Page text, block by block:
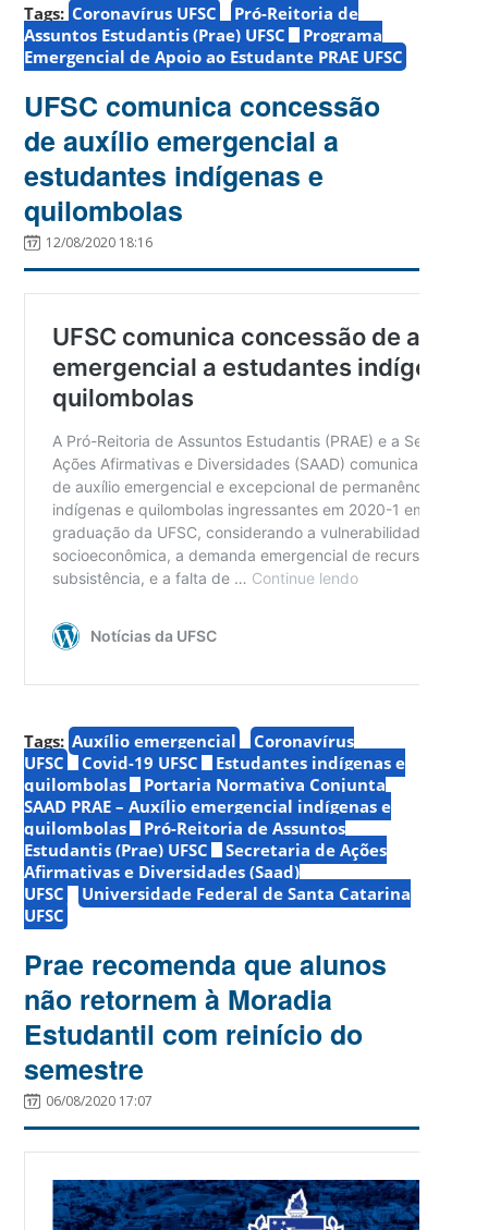
Tags: Coronavírus UFSC
Pró-Reitoria de
Assuntos Estudantis (Prae) UFSC
Programa
Emergencial de Apoio ao Estudante PRAE UFSC
UFSC comunica concessão
de auxílio emergencial a
estudantes indígenas e
quilombolas
12/08/2020 18:16
Tags: Auxílio emergencial
Coronavírus
UFSC
Covid-19 UFSC
Estudantes indígenas e
quilombolas
Portaria Normativa Conjunta
SAAD PRAE – Auxílio emergencial indígenas e
quilombolas
Pró-Reitoria de Assuntos
Estudantis (Prae) UFSC
Secretaria de Ações
Afirmativas e Diversidades (Saad)
UFSC
Universidade Federal de Santa Catarina
UFSC
Prae recomenda que alunos
não retornem à Moradia
Estudantil com reinício do
semestre
06/08/2020 17:07